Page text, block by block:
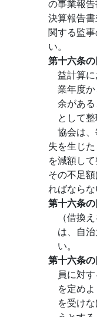
の事業報
決算報告
関する監
い。
第十六条
益計算
業年度
余があ
として
協会は
失を生じ
を減額し
その不足
ればならな
第十六条
（借換
は、自
い。
第十六条
員に対
を定め
を受け